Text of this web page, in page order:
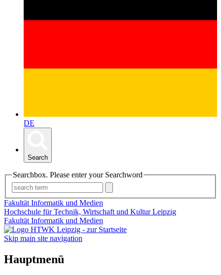
DE
Search
Searchbox. Please enter your Searchword
Fakultät Informatik und Medien
Hochschule für Technik, Wirtschaft und Kultur Leipzig
Fakultät Informatik und Medien
Skip main site navigation
Hauptmenü